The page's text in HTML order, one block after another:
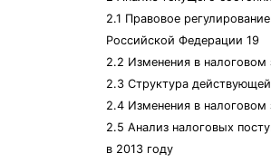
2.1 Правовое
Российской Федерации 19
2.2 Изменения в налоговом
2.3 Структура
2.4 Изменения в налоговом
2.5 Анализ налоговых
в 2013 году